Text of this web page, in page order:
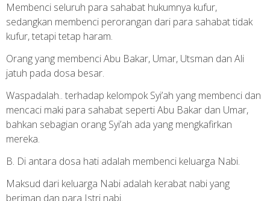
Membenci seluruh para sahabat hukumnya kufur,
sedangkan membenci perorangan dari para sahabat tidak
kufur, tetapi tetap haram.
Orang yang membenci Abu Bakar, Umar, Utsman dan Ali
jatuh pada dosa besar.
Waspadalah.. terhadap kelompok Syi’ah yang membenci dan
mencaci maki para sahabat seperti Abu Bakar dan Umar,
bahkan sebagian orang Syi’ah ada yang mengkafirkan
mereka.
B. Di antara dosa hati adalah membenci keluarga Nabi.
Maksud dari keluarga Nabi adalah kerabat nabi yang
beriman dan para Istri nabi.